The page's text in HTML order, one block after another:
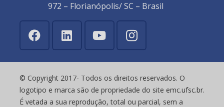
972 – Florianópolis/ SC – Brasil
© Copyright 2017- Todos os direitos reservados. O
logotipo e marca são de propriedade do site emc.ufsc.br.
É vetada a sua reprodução, total ou parcial, sem a